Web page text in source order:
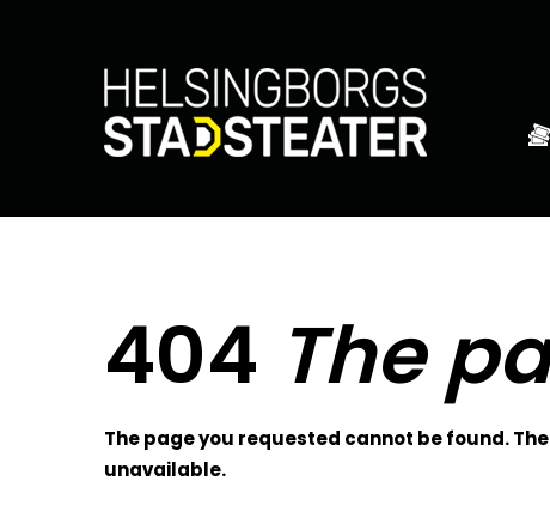
404 The
The page you requested cannot be found.
unavailable.